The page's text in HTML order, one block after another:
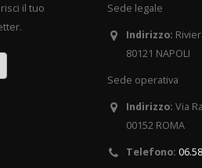
il tuo
Sede legale
Indirizzo:
80121 NAPOLI
Sede operativa
Indirizzo: Via
00152 ROMA
Telefono: